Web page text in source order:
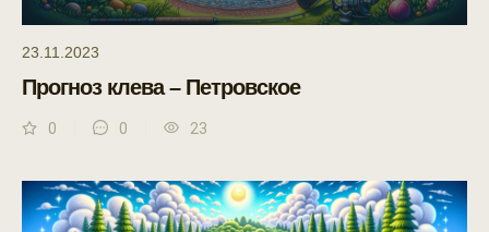
23.11.2023
Прогноз клева – Петровское
0 0 23